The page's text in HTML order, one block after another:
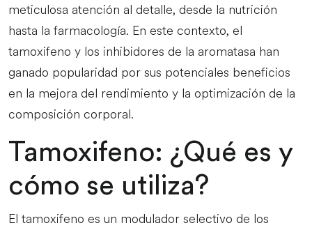
meticulosa atención al detalle, desde la nutrición
hasta la farmacología. En este contexto, el
tamoxifeno y los inhibidores de la aromatasa han
ganado popularidad por sus potenciales beneficios
en la mejora del rendimiento y la optimización de la
composición corporal.
Tamoxifeno: ¿Qué es y
cómo se utiliza?
El tamoxifeno es un modulador selectivo de los